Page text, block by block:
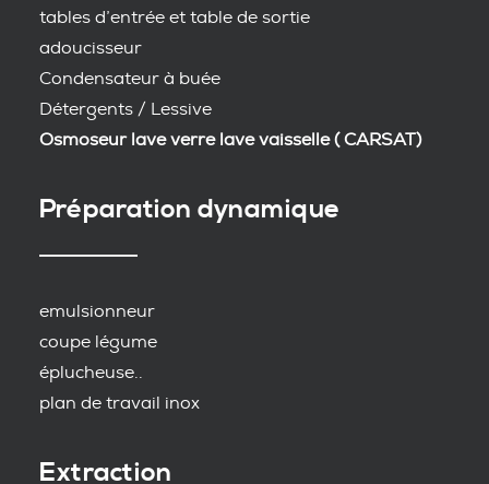
tables d’entrée et table de sortie
adoucisseur
Condensateur à buée
Détergents / Lessive
Osmoseur lave verre lave vaisselle ( CARSAT)
Préparation dynamique
emulsionneur
coupe légume
éplucheuse..
plan de travail inox
Extraction